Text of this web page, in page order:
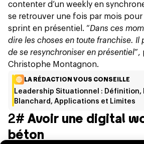
contenter d’un weekly en
se retrouver une fois par mois pour
sprint en présentiel. “Dans ces
dire les choses en toute franchise. Il
de se resynchroniser en présentiel”,
Christophe Montagnon.
LA RÉDACTION VOUS CONSEILLE
Leadership Situationnel : Définition,
Blanchard, Applications et Limites
2# Avoir une digital
béton